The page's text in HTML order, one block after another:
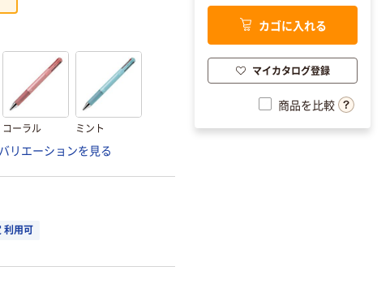
コーラル ミント
リエーションを見る
利用可
カゴに入れる
マイカタログ登録
商品を比較